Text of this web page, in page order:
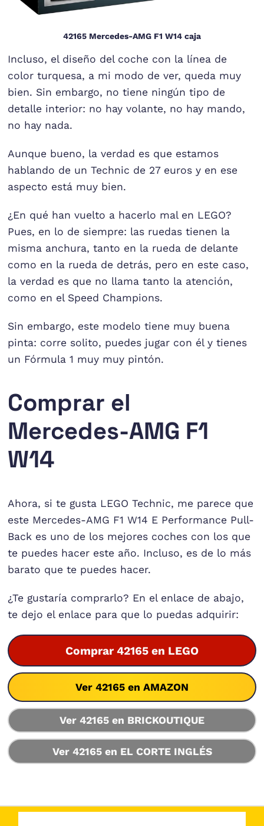
42165 Mercedes-AMG F1 W14 caja
Incluso, el diseño del coche con la línea de
color turquesa, a mi modo de ver, queda muy
bien. Sin embargo, no tiene ningún tipo de
detalle interior: no hay volante, no hay mando,
no hay nada.
Aunque bueno, la verdad es que estamos
hablando de un Technic de 27 euros y en ese
aspecto está muy bien.
¿En qué han vuelto a hacerlo mal en LEGO?
Pues, en lo de siempre: las ruedas tienen la
misma anchura, tanto en la rueda de delante
como en la rueda de detrás, pero en este caso,
la verdad es que no llama tanto la atención,
como en el Speed Champions.
Sin embargo, este modelo tiene muy buena
pinta: corre solito, puedes jugar con él y tienes
un Fórmula 1 muy muy pintón.
Comprar el
Mercedes-AMG F1
W14
Ahora, si te gusta LEGO Technic, me parece que
este Mercedes-AMG F1 W14 E Performance Pull-
Back es uno de los mejores coches con los que
te puedes hacer este año. Incluso, es de lo más
barato que te puedes hacer.
¿Te gustaría comprarlo? En el enlace de abajo,
te dejo el enlace para que lo puedas adquirir:
Comprar 42165 en LEGO
Ver 42165 en AMAZON
Ver 42165 en BRICKOUTIQUE
Ver 42165 en EL CORTE INGLÉS